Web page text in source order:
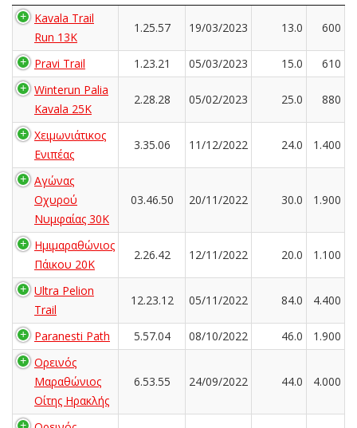
Kavala Trail
Run 13K
1.25.57 19/03/2023 13.0 600
Pravi Trail 1.23.21 05/03/2023 15.0
610
Winterun Palia
Kavala 25K
2.28.28 05/02/2023 25.0 880
Χειμωνιάτικος
Ενιπέας
3.35.06 11/12/2022 24.0 1.400
Αγώνας
Οχυρού
Νυμφαίας 30Κ
03.46.50 20/11/2022 30.0 1.900
Ημιμαραθώνιος
Πάικου 20Κ
2.26.42 12/11/2022 20.0 1.100
Ultra Pelion
Trail
12.23.12 05/11/2022 84.0 4.400
Paranesti Path 5.57.04 08/10/2022 46.0
1.900
Ορεινός
Μαραθώνιος
Οίτης Ηρακλής
6.53.55 24/09/2022 44.0 4.000